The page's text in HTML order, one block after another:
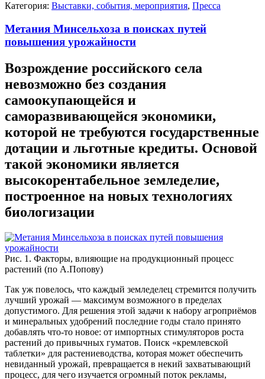
Категория: Выставки, события, мероприятия, Пресса
Метания Минсельхоза в поисках путей
повышения урожайности
Возрождение российского села
невозможно без создания
самоокупающейся и
саморазвивающейся экономики,
которой не требуются государственные
дотации и льготные кредиты. Основой
такой экономики является
высокорентабельное земледелие,
построенное на новых технологиях
биологизации
Рис. 1. Факторы, влияющие на продукционный процесс
растений (по А.Попову)
Так уж повелось, что каждый земледелец стремится получить
лучший урожай — максимум возможного в пределах
допустимого. Для решения этой задачи к набору агроприёмов
и минеральных удобрений последние годы стало принято
добавлять что-то новое: от импортных стимуляторов роста
растений до привычных гуматов. Поиск «кремлевской
таблетки» для растениеводства, которая может обеспечить
невиданный урожай, превращается в некий захватывающий
процесс, для чего изучается огромный поток рекламы,